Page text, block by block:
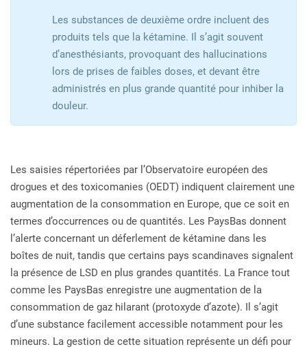
Les substances de deuxième ordre incluent des
produits tels que la kétamine. Il s’agit souvent
d’anesthésiants, provoquant des hallucinations
lors de prises de faibles doses, et devant être
administrés en plus grande quantité pour inhiber la
douleur.
Les saisies répertoriées par l’Observatoire européen des
drogues et des toxicomanies (OEDT) indiquent clairement une
augmentation de la consommation en Europe, que ce soit en
termes d’occurrences ou de quantités. Les Pays­Bas donnent
l’alerte concernant un déferlement de kétamine dans les
boîtes de nuit, tandis que certains pays scandinaves signalent
la présence de LSD en plus grandes quantités. La France tout
comme les Pays­Bas enregistre une augmentation de la
consommation de gaz hilarant (protoxyde d’azote). Il s’agit
d’une substance facilement accessible notamment pour les
mineurs. La gestion de cette situation représente un défi pour